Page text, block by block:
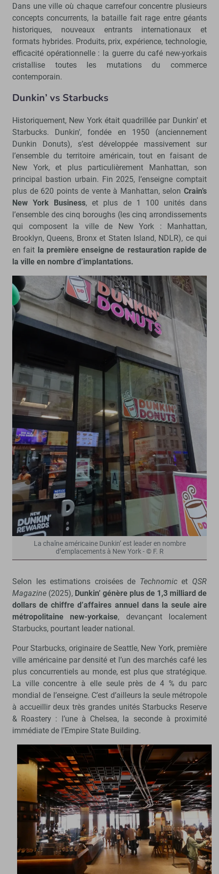
Dans une ville où chaque carrefour concentre plusieurs
concepts concurrents, la bataille fait rage entre géants
historiques, nouveaux entrants internationaux et
formats hybrides. Produits, prix, expérience, technologie,
efficacité opérationnelle : la guerre du café new-yorkais
cristallise toutes les mutations du commerce
contemporain.
Dunkin’ vs Starbucks
Historiquement, New York était quadrillée par Dunkin’ et
Starbucks. Dunkin’, fondée en 1950 (anciennement
Dunkin Donuts), s’est développée massivement sur
l’ensemble du territoire américain, tout en faisant de
New York, et plus particulièrement Manhattan, son
principal bastion urbain. Fin 2025, l’enseigne comptait
plus de 620 points de vente à Manhattan, selon Crain’s
New York Business, et plus de 1 100 unités dans
l’ensemble des cinq boroughs (les cinq arrondissements
qui composent la ville de New York : Manhattan,
Brooklyn, Queens, Bronx et Staten Island, NDLR), ce qui
en fait la première enseigne de restauration rapide de
la ville en nombre d’implantations.
La chaîne américaine Dunkin’ est leader en nombre
d’emplacements à New York - © F. R
Selon les estimations croisées de Technomicet QSR
Magazine (2025), Dunkin’ génère plus de 1,3 milliard de
dollars de chiffre d’affaires annuel dans la seule aire
métropolitaine new-yorkaise, devançant localement
Starbucks, pourtant leader national.
Pour Starbucks, originaire de Seattle, New York, première
ville américaine par densité et l’un des marchés café les
plus concurrentiels au monde, est plus que stratégique.
La ville concentre à elle seule près de 4 % du parc
mondial de l’enseigne. C’est d’ailleurs la seule métropole
à accueillir deux très grandes unités Starbucks Reserve
& Roastery : l’une à Chelsea, la seconde à proximité
immédiate de l’Empire State Building.